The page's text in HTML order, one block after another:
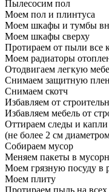
Пылесосим пол
Моем пол и плинтуса
Моем шкафы и тумбы
Моем шкафы сверху
Протираем от пыли все
Моем радиаторы
Отодвигаем легкую
Снимаем защитную
Снимаем скотч
Избавляем от
Избавляем мебель от
Оттираем следы и капли
(не более 2 см
Собираем мусор
Меняем пакеты в
Моем грязную посуду в
Моем плиту
Протираем пыль на